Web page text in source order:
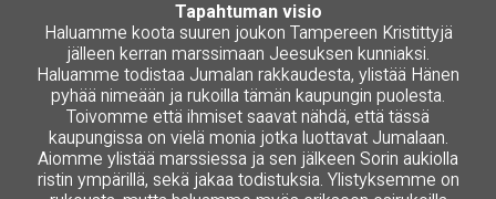
Tapahtuman visio
Haluamme koota suuren joukon Tampereen Kristittyjä
jälleen kerran marssimaan Jeesuksen kunniaksi.
Haluamme todistaa Jumalan rakkaudesta, ylistää Hänen
pyhää nimeään ja rukoilla tämän kaupungin puolesta.
Toivomme että ihmiset saavat nähdä, että tässä
kaupungissa on vielä monia jotka luottavat Jumalaan.
Aiomme ylistää marssiessa ja sen jälkeen Sorin aukiolla
ristin ympärillä, sekä jakaa todistuksia. Ylistyksemme on